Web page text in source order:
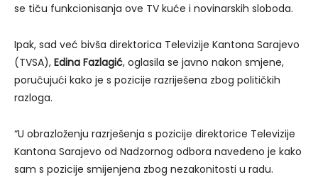
se tiču funkcionisanja ove TV kuće i novinarskih sloboda.
Ipak, sad već bivša direktorica Televizije Kantona Sarajevo
(TVSA), Edina Fazlagić, oglasila se javno nakon smjene,
poručujući kako je s pozicije razriješena zbog političkih
razloga.
“U obrazloženju razrješenja s pozicije direktorice Televizije
Kantona Sarajevo od Nadzornog odbora navedeno je kako
sam s pozicije smijenjena zbog nezakonitosti u radu.